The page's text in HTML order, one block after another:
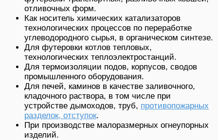
отливочных форм.
Как носитель химических катализаторов
технологических процессов по переработке
углеводородного сырья, в органическом синтезе.
Для футеровки котлов тепловых,
технологических теплоэлектростанций.
Для термоизоляции подов, корпусов, сводов
промышленного оборудования.
Для печей, каминов в качестве заливочного,
кладочного раствора, в том числе при
устройстве дымоходов, труб, противопожарных
разделок, отступок.
При производстве малоразмерных огнеупорных
изделий.